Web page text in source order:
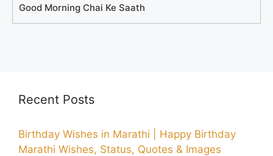
Good Morning Chai Ke Saath
Recent Posts
Birthday Wishes in Marathi | Happy Birthday
Marathi Wishes, Status, Quotes & Images